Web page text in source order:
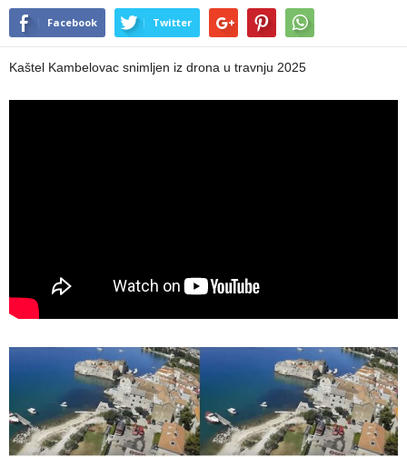
Facebook Twitter
Kaštel Kambelovac snimljen iz drona u travnju 2025